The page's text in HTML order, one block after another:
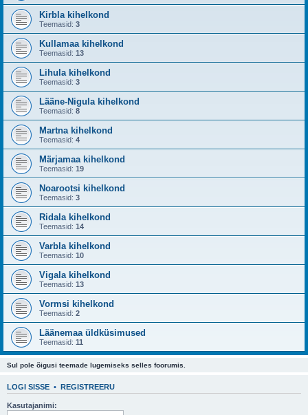
Kirbla kihelkond
Teemasid: 3
Kullamaa kihelkond
Teemasid: 13
Lihula kihelkond
Teemasid: 3
Lääne-Nigula kihelkond
Teemasid: 8
Martna kihelkond
Teemasid: 4
Märjamaa kihelkond
Teemasid: 19
Noarootsi kihelkond
Teemasid: 3
Ridala kihelkond
Teemasid: 14
Varbla kihelkond
Teemasid: 10
Vigala kihelkond
Teemasid: 13
Vormsi kihelkond
Teemasid: 2
Läänemaa üldküsimused
Teemasid: 11
Sul pole õigusi teemade lugemiseks selles foorumis.
LOGI SISSE • REGISTREERU
Kasutajanimi: